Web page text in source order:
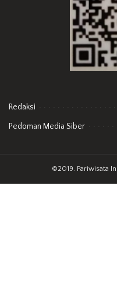
Redaksi
Pedoman Media Siber
©2019. Pariwisata